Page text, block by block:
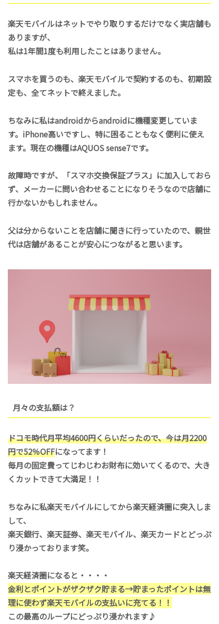
楽天モバイルはネットでやり取りするだけでなく実店舗も
ありますが、
私は1年間1度も利用したことはありません。
スマホを買うのも、楽天モバイルで契約するのも、初期設
定も、全てネットで終えました。
ちなみに私はandroidからandroidに機種変更していま
す。iPhone高いですし、特に困ることもなく便利に使え
ます。現在の機種はAQUOS sense7です。
故障時ですが、「スマホ交換保証プラス」に加入しておら
ず、メーカーに問い合わせることになりそうなので店舗に
行かないかもしれません。
父は分からないことを店舗に聞きに行っていたので、親世
代は店舗があることが安心につながると思います。
月々の支払額は？
ドコモ時代月平均4600円くらいだったので、今は月2200
円で52％OFFになってます！
毎月の固定費ってじわじわお財布に効いてくるので、大き
くカットできて大満足！！
ちなみに私楽天モバイルにしてから楽天経済圏に突入しま
して、
楽天銀行、楽天証券、楽天モバイル、楽天カードとどっぷ
り浸かっております笑。
楽天経済圏になると・・・・
金利とポイントがザクザク貯まる→貯まったポイントは無
理に使わず楽天モバイルの支払いに充てる！！
この最高のループにどっぷり浸かれます♪